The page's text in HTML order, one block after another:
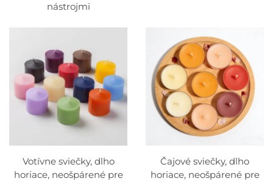
nástrojmi
Votívne sviečky, dlho
horiace, neošpárené pre
Čajové sviečky, dlho
horiace, neošpárené pre